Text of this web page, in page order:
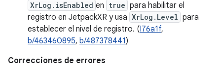
XrLog.isEnabled en true para habilitar el
registro en JetpackXR y usa XrLog.Level para
establecer el nivel de registro. (I76a1f,
b/463460895, b/487378441)
Correcciones de errores